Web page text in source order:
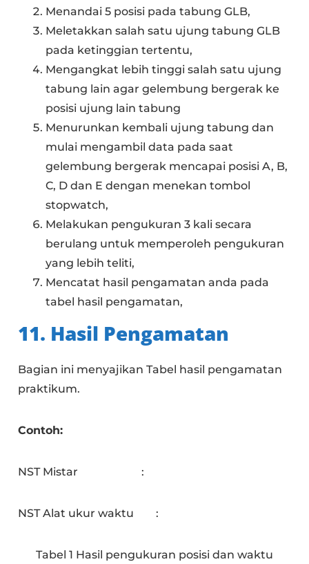
Menandai 5 posisi pada tabung GLB,
Meletakkan salah satu ujung tabung GLB
pada ketinggian tertentu,
Mengangkat lebih tinggi salah satu ujung
tabung lain agar gelembung bergerak ke
posisi ujung lain tabung
Menurunkan kembali ujung tabung dan
mulai mengambil data pada saat
gelembung bergerak mencapai posisi A, B,
C, D dan E dengan menekan tombol
stopwatch,
Melakukan pengukuran 3 kali secara
berulang untuk memperoleh pengukuran
yang lebih teliti,
Mencatat hasil pengamatan anda pada
tabel hasil pengamatan,
11. Hasil Pengamatan
Bagian ini menyajikan Tabel hasil pengamatan
praktikum.
Contoh:
NST Mistar :
NST Alat ukur waktu :
Tabel 1 Hasil pengukuran posisi dan waktu